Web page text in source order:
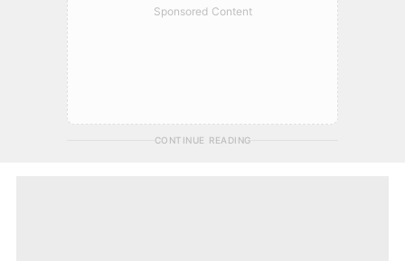
Sponsored Content
CONTINUE READING